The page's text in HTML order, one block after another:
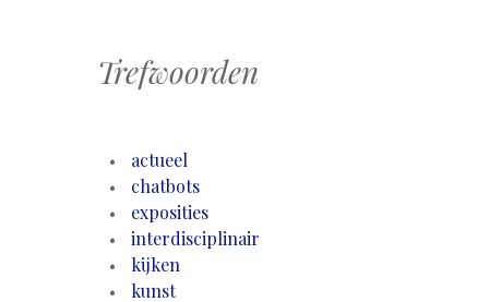
Trefwoorden
actueel
chatbots
exposities
interdisciplinair
kijken
kunst